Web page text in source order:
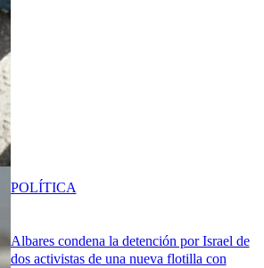
Albares condena la detención por Israel de
dos activistas de una nueva flotilla con
POLÍTICA